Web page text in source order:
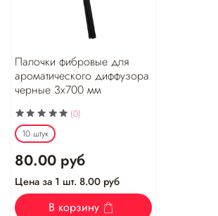
Палочки фибровые для
ароматического диффузора
черные 3х700 мм
(0)
10 штук
80.00 руб
Цена за 1 шт. 8.00 руб
В корзину